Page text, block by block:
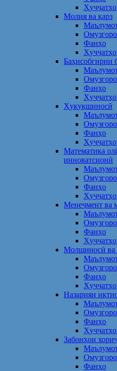
Ҳуҷҷатҳо
Молия ва қарз
Фанҳо
Ҳуҷҷатҳо
Баҳисобгирии
Фанҳо
Ҳуҷҷатҳо
Ҳуқуқшиносӣ
Фанҳо
Ҳуҷҷатҳо
Математика
инноватсионӣ
Фанҳо
Ҳуҷҷатҳо
Менеҷмент ва
Фанҳо
Ҳуҷҷатҳо
Молшиносӣ ва
Фанҳо
Ҳуҷҷатҳо
Назарияи
Фанҳо
Ҳуҷҷатҳо
Забонҳои
Фанҳо